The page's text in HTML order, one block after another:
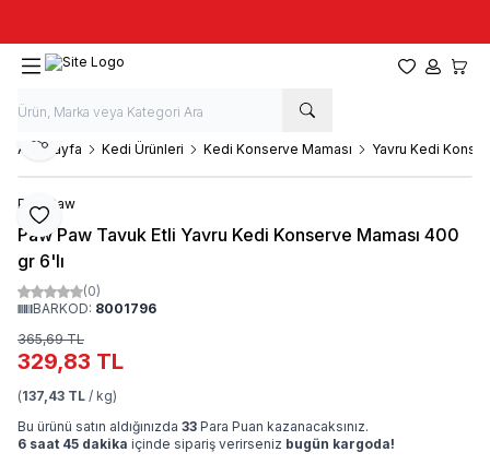
Favorilerim
Hesabım
Ana Sayfa Kedi Ürünleri Kedi Konserve Maması Yavru Kedi
Favoriye Ekle
Paylaş
Paw Paw
Paw Paw Tavuk Etli Yavru Kedi Konserve Maması 400
gr 6'lı
(0)
BARKOD: 8001796
365,69TL
329,83 TL
(137,43 TL / kg)
Bu ürünü satın aldığınızda 33 Para Puan kazanacaksınız.
6 saat 45 dakika içinde sipariş verirseniz bugün kargoda!